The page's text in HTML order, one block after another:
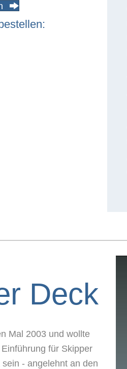
Deck
Mal 2003 und wollte
für Skipper
- angelehnt an den